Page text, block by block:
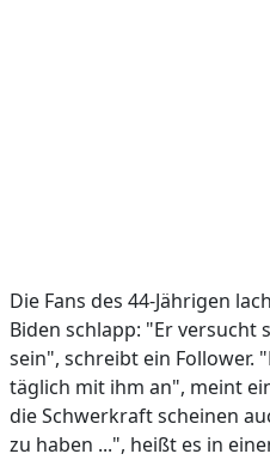
Die Fans des 44-Jährigen
Biden schlapp: "Er versucht
sein", schreibt ein Follower.
täglich mit ihm an", meint
die Schwerkraft scheinen
zu haben ...", heißt es in